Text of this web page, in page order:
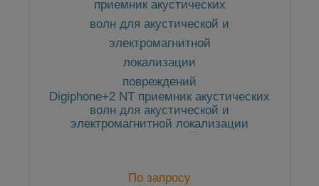
Digiphone+2 NT приемник акустических
волн для акустической и
электромагнитной локализации
По запросу